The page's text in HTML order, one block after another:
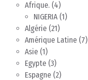
Afrique. (4)
NIGERIA(1)
Algérie (21)
Amérique Latine (7)
Asie (1)
Egypte (3)
Espagne (2)